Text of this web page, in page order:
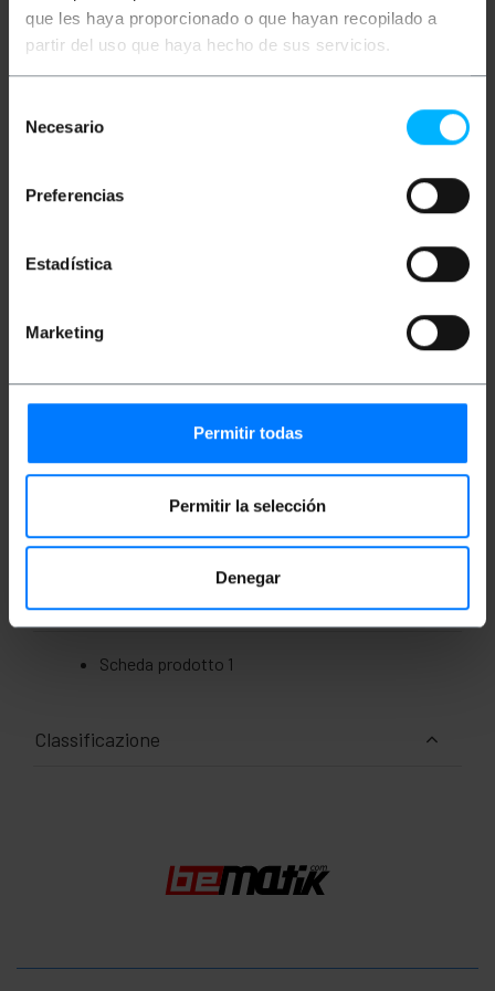
que les haya proporcionado o que hayan recopilado a
partir del uso que haya hecho de sus servicios.
Necesario
Preferencias
Estadística
Marketing
Permitir todas
Permitir la selección
Denegar
Cavo dati USB. È un cavo USB conforme allo
standard dei protocolli di connessione utilizzati dai
diversi dispositivi compatibili. Indicato per il
così la ricarica del dispositivo.
Cavo USB con connettore USB A maschio da
Cavo USB compatibile con 2.0 e 1.1.
Dimensioni del prodotto (larghezza x
Numero di pacchi: 1
Documentazione
Scheda prodotto 1
Classificazione